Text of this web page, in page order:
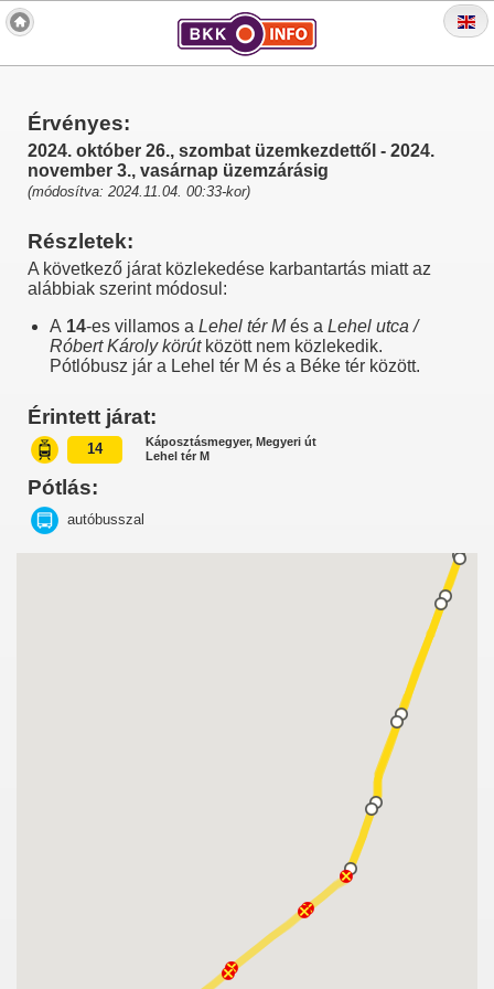
Érvényes:
2024. október 26., szombat üzemkezdettől - 2024.
november 3., vasárnap üzemzárásig
(módosítva: 2024.11.04. 00:33-kor)
Részletek:
A következő járat közlekedése karbantartás miatt az
alábbiak szerint módosul:
A 14-es villamos a Lehel tér Més a Lehel utca /
Róbert Károly körútközött nem közlekedik.
Pótlóbusz jár a Lehel tér M és a Béke tér között.
Érintett járat:
14
Káposztásmegyer, Megyeri út
Lehel tér M
Pótlás:
autóbusszal